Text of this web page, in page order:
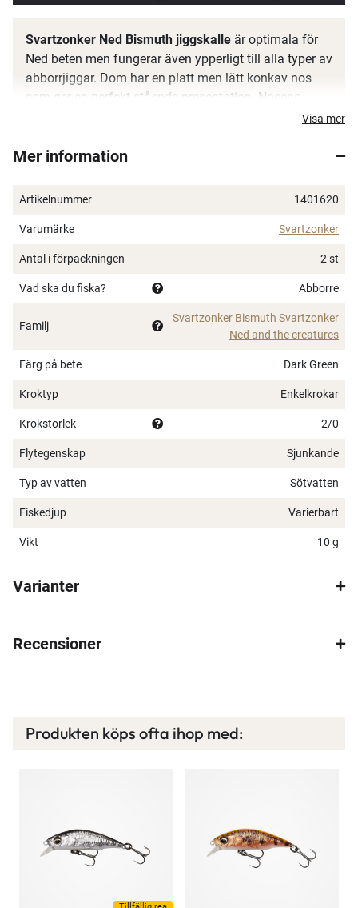
varje månad och mycket mer. Spara tusenlappar
Svartzonker Ned Bismuth jiggskalle är optimala för
Ned beten men fungerar även ypperligt till alla typer av
abborrjiggar. Dom har en platt men lätt konkav nos
som ger en perfekt stående presentation. Nosens
Visa mer
Mer information
Artikelnummer 1401620
Varumärke Svartzonker
Antal i förpackningen 2 st
Vad ska du fiska? Abborre
Familj
Svartzonker Bismuth Svartzonker
Ned and the creatures
Färg på bete Dark Green
Kroktyp Enkelkrokar
Krokstorlek 2/0
Flytegenskap Sjunkande
Typ av vatten Sötvatten
Fiskedjup Varierbart
Vikt 10 g
Varianter
Recensioner
Produkten köps ofta ihop med: